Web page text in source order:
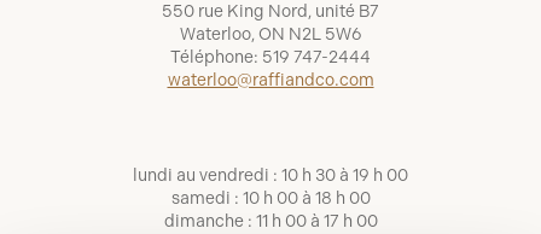
550 rue King Nord, unité B7
Waterloo, ON N2L 5W6
Téléphone: 519 747-2444
waterloo@raffiandco.com
lundi au vendredi : 10 h 30 à 19 h 00
samedi : 10 h 00 à 18 h 00
dimanche : 11 h 00 à 17 h 00